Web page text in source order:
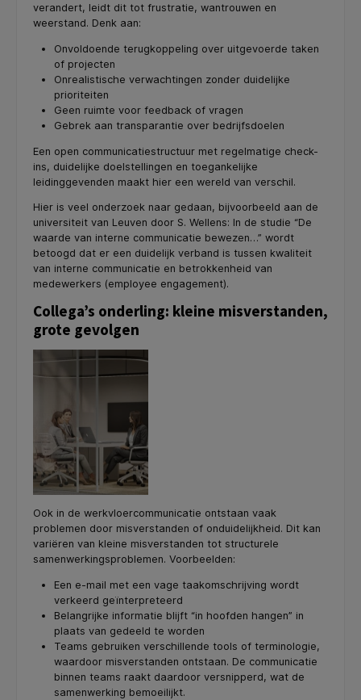
verandert, leidt dit tot frustratie, wantrouwen en
weerstand. Denk aan:
Onvoldoende terugkoppeling over uitgevoerde taken
of projecten
Onrealistische verwachtingen zonder duidelijke
prioriteiten
Geen ruimte voor feedback of vragen
Gebrek aan transparantie over bedrijfsdoelen
Een open communicatiestructuur met regelmatige check-
ins, duidelijke doelstellingen en toegankelijke
leidinggevenden maakt hier een wereld van verschil.
Hier is veel onderzoek naar gedaan, bijvoorbeeld aan de
universiteit van Leuven door S. Wellens: In de studie “De
waarde van interne communicatie bewezen…” wordt
betoogd dat er een duidelijk verband is tussen kwaliteit
van interne communicatie en betrokkenheid van
medewerkers (employee engagement).
Collega’s onderling: kleine misverstanden,
grote gevolgen
Ook in de werkvloercommunicatie ontstaan vaak
problemen door misverstanden of onduidelijkheid. Dit kan
variëren van kleine misverstanden tot structurele
samenwerkingsproblemen. Voorbeelden:
Een e-mail met een vage taakomschrijving wordt
verkeerd geïnterpreteerd
Belangrijke informatie blijft “in hoofden hangen” in
plaats van gedeeld te worden
Teams gebruiken verschillende tools of terminologie,
waardoor misverstanden ontstaan. De communicatie
binnen teams raakt daardoor versnipperd, wat de
samenwerking bemoeilijkt.